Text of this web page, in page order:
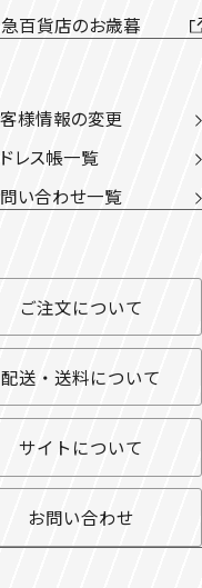
百貨店のお歳暮
様情報の変更
レス帳一覧
い合わせ一覧
ご注文について
配送・送料について
サイトについて
お問い合わせ